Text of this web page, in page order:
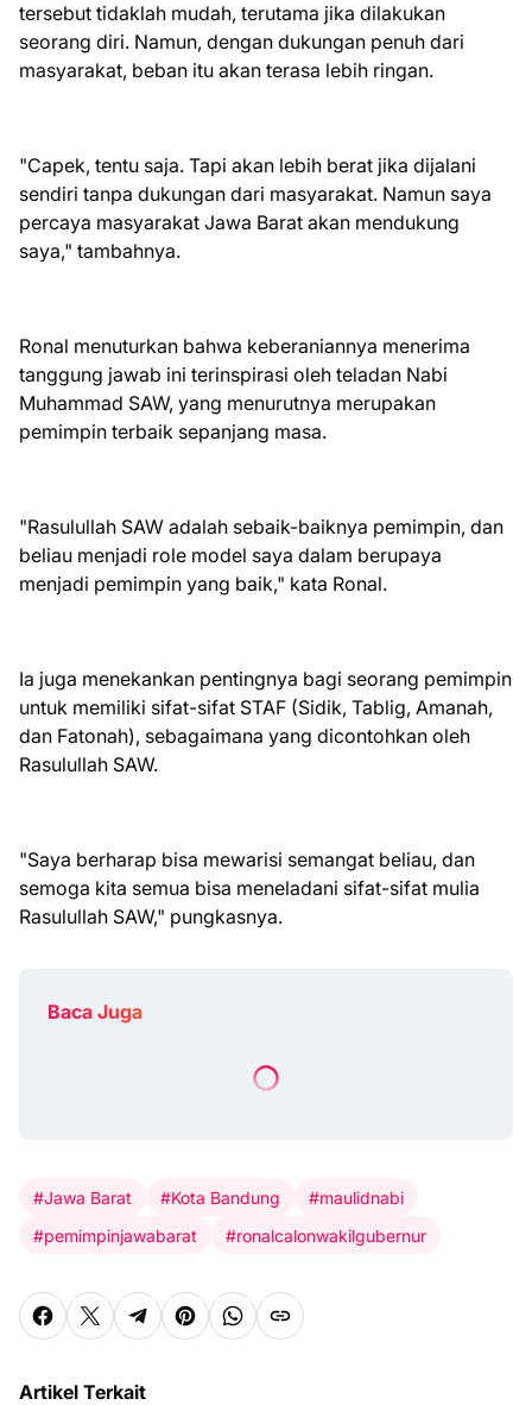
tersebut tidaklah mudah, terutama jika dilakukan
seorang diri. Namun, dengan dukungan penuh dari
masyarakat, beban itu akan terasa lebih ringan.
"Capek, tentu saja. Tapi akan lebih berat jika dijalani
sendiri tanpa dukungan dari masyarakat. Namun saya
percaya masyarakat Jawa Barat akan mendukung
saya," tambahnya.
Ronal menuturkan bahwa keberaniannya menerima
tanggung jawab ini terinspirasi oleh teladan Nabi
Muhammad SAW, yang menurutnya merupakan
pemimpin terbaik sepanjang masa.
"Rasulullah SAW adalah sebaik-baiknya pemimpin, dan
beliau menjadi role model saya dalam berupaya
menjadi pemimpin yang baik," kata Ronal.
Ia juga menekankan pentingnya bagi seorang pemimpin
untuk memiliki sifat-sifat STAF (Sidik, Tablig, Amanah,
dan Fatonah), sebagaimana yang dicontohkan oleh
Rasulullah SAW.
"Saya berharap bisa mewarisi semangat beliau, dan
semoga kita semua bisa meneladani sifat-sifat mulia
Rasulullah SAW," pungkasnya.
Baca Juga
#Jawa Barat #Kota Bandung
#maulidnabi
#pemimpinjawabarat
#ronalcalonwakilgubernur
Artikel Terkait